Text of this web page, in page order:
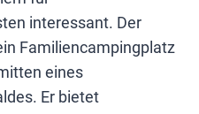
interessant. Der
Familiencampingplatz
eines
Er bietet